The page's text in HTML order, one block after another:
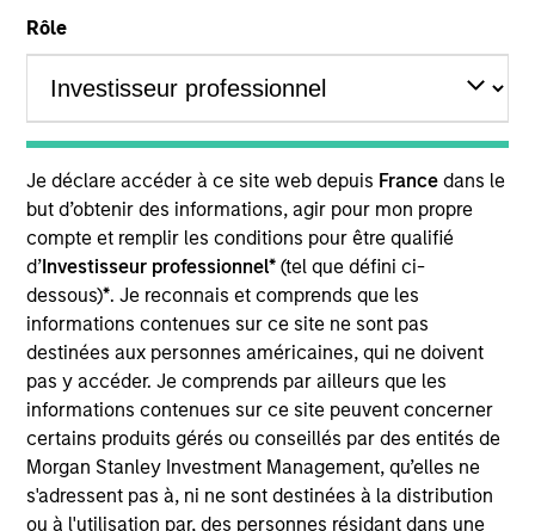
Rôle
Je déclare accéder à ce site web depuis France dans le
but d’obtenir des informations, agir pour mon propre
compte et remplir les conditions pour être qualifié
d’Investisseur professionnel*(tel que défini ci-
dessous)*. Je reconnais et comprends que les
informations contenues sur ce site ne sont pas
destinées aux personnes américaines, qui ne doivent
pas y accéder. Je comprends par ailleurs que les
informations contenues sur ce site peuvent concerner
certains produits gérés ou conseillés par des entités de
Morgan Stanley Investment Management, qu’elles ne
s'adressent pas à, ni ne sont destinées à la distribution
ou à l'utilisation par, des personnes résidant dans une
diversifiée de stratégies actions pilotées par des
équipes spécialisées bénéficiant d’une présence
Principaux facteurs de
différenciation
1
Structure juridique
Des équipes hautement spécialisées pilotées